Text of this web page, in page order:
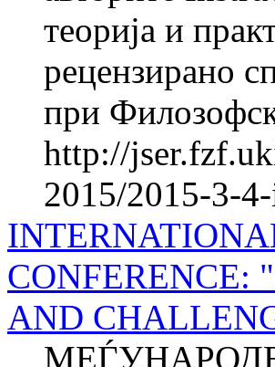
теорија и
рецензирано
при
http://
2015/2015-3-
CONFERENCE:
AND